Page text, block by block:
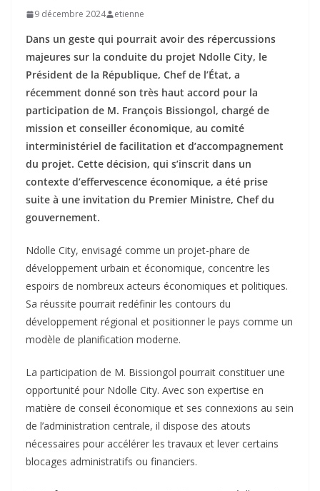
9 décembre 2024 etienne
Dans un geste qui pourrait avoir des répercussions
majeures sur la conduite du projet Ndolle City, le
Président de la République, Chef de l’État, a
récemment donné son très haut accord pour la
participation de M. François Bissiongol, chargé de
mission et conseiller économique, au comité
interministériel de facilitation et d’accompagnement
du projet. Cette décision, qui s’inscrit dans un
contexte d’effervescence économique, a été prise
suite à une invitation du Premier Ministre, Chef du
gouvernement.
Ndolle City, envisagé comme un projet-phare de
développement urbain et économique, concentre les
espoirs de nombreux acteurs économiques et politiques.
Sa réussite pourrait redéfinir les contours du
développement régional et positionner le pays comme un
modèle de planification moderne.
La participation de M. Bissiongol pourrait constituer une
opportunité pour Ndolle City. Avec son expertise en
matière de conseil économique et ses connexions au sein
de l’administration centrale, il dispose des atouts
nécessaires pour accélérer les travaux et lever certains
blocages administratifs ou financiers.